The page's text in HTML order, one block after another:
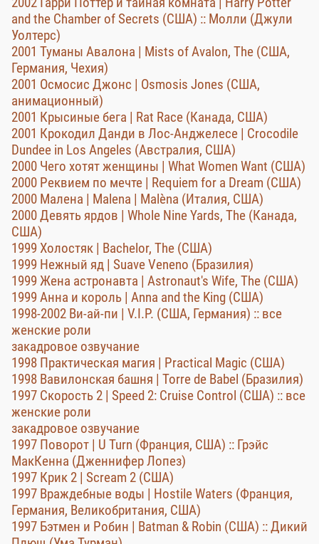
and the Chamber of Secrets (США) :: Молли (Джули
Уолтерс)
2001 Туманы Авалона | Mists of Avalon, The (США,
Германия, Чехия)
2001 Осмосис Джонс | Osmosis Jones (США,
анимационный)
2001 Крысиные бега | Rat Race (Канада, США)
2001 Крокодил Данди в Лос-Анджелесе | Crocodile
Dundee in Los Angeles (Австралия, США)
2000 Чего хотят женщины | What Women Want (США)
2000 Реквием по мечте | Requiem for a Dream (США)
2000 Малена | Malena | Malèna (Италия, США)
2000 Девять ярдов | Whole Nine Yards, The (Канада,
США)
1999 Холостяк | Bachelor, The (США)
1999 Нежный яд | Suave Veneno (Бразилия)
1999 Жена астронавта | Astronaut's Wife, The (США)
1999 Анна и король | Anna and the King (США)
1998-2002 Ви-ай-пи | V.I.P. (США, Германия) :: все
женские роли
закадровое озвучание
1998 Практическая магия | Practical Magic (США)
1998 Вавилонская башня | Torre de Babel (Бразилия)
1997 Скорость 2 | Speed 2: Cruise Control (США) :: все
женские роли
закадровое озвучание
1997 Поворот | U Turn (Франция, США) :: Грэйс
МакКенна (Дженнифер Лопез)
1997 Крик 2 | Scream 2 (США)
1997 Враждебные воды | Hostile Waters (Франция,
Германия, Великобритания, США)
1997 Бэтмен и Робин | Batman & Robin (США) :: Дикий